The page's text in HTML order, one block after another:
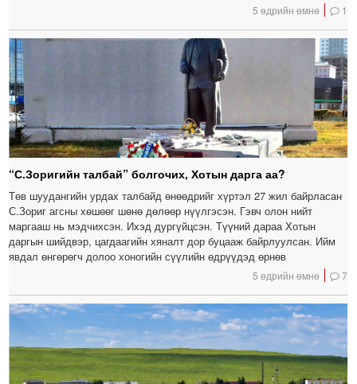
5 өдрийн өмнө 1
“С.Зоригийн талбай” болгочих, Хотын дарга аа?
Төв шуудангийн урдах талбайд өнөөдрийг хүртэл 27 жил байрласан
С.Зориг агсны хөшөөг шөнө дөлөөр нүүлгэсэн. Гэвч олон нийт
маргааш нь мэдчихсэн. Ихэд дургүйцсэн. Түүний дараа Хотын
даргын шийдвэр, цагдаагийн хяналт дор буцааж байрлуулсан. Ийм
явдал өнгөрөгч долоо хоногийн сүүлийн өдрүүдэд өрнөв
5 өдрийн өмнө 7